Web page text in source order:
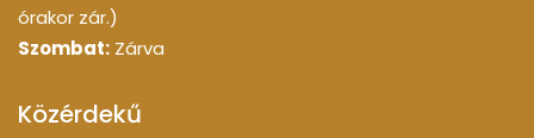
órakor zár.)
Szombat: Zárva
Közérdekű